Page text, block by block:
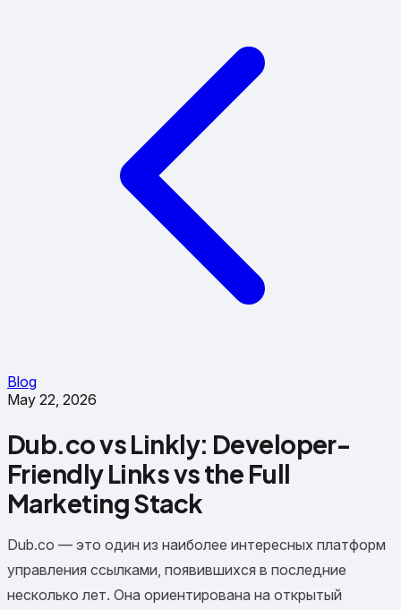
Blog
May 22, 2026
Dub.co vs Linkly: Developer-
Friendly Links vs the Full
Marketing Stack
Dub.co — это один из наиболее интересных платформ
управления ссылками, появившихся в последние
несколько лет. Она ориентирована на открытый